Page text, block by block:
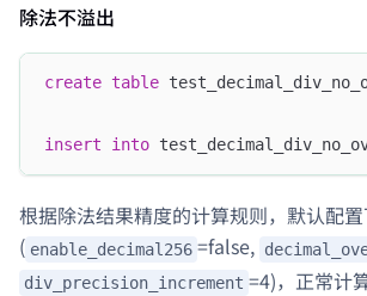
除法不溢出
create table
insert into
根据除法结果精度的计算规则，默认配
( enable_decimal256 =false,
div_precision_increment =4)，正常计